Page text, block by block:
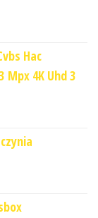
Hac
Mpx 4K Uhd 3